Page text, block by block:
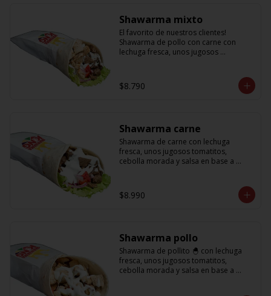
Shawarma mixto
El favorito de nuestros clientes!
Shawarma de pollo con carne con
lechuga fresca, unos jugosos
$8.790
Shawarma carne
Shawarma de carne con lechuga
fresca, unos jugosos tomatitos,
cebolla morada y salsa en base a
$8.990
Shawarma pollo
Shawarma de pollito 🐣 con lechuga
fresca, unos jugosos tomatitos,
cebolla morada y salsa en base a